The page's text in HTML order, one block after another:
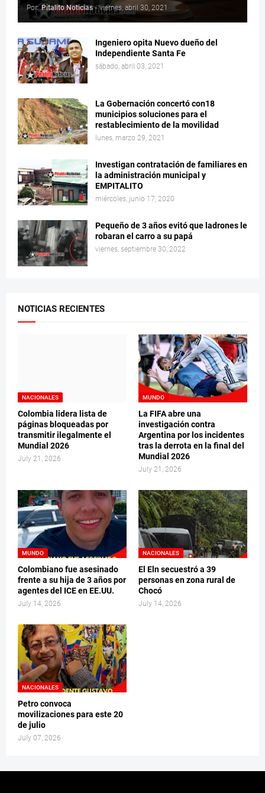
Por: Pitalito Noticias - viernes, abril 30, 2021
Ingeniero opita Nuevo dueño del
Independiente Santa Fe
sábado, abril 03, 2021
La Gobernación concertó con18
municipios soluciones para el
restablecimiento de la movilidad
lunes, marzo 29, 2021
Investigan contratación de familiares en
la administración municipal y
EMPITALITO
miércoles, junio 17, 2020
Pequeño de 3 años evitó que ladrones le
robaran el carro a su papá
viernes, septiembre 30, 2022
NOTICIAS RECIENTES
NACIONALES
Colombia lidera lista de
páginas bloqueadas por
transmitir ilegalmente el
Mundial 2026
July 21, 2026
MUNDO
La FIFA abre una
investigación contra
Argentina por los incidentes
tras la derrota en la final del
Mundial 2026
July 21, 2026
MUNDO
Colombiano fue asesinado
frente a su hija de 3 años por
agentes del ICE en EE.UU.
July 14, 2026
NACIONALES
El Eln secuestró a 39
personas en zona rural de
Chocó
July 14, 2026
NACIONALES
Petro convoca
movilizaciones para este 20
de julio
July 07, 2026